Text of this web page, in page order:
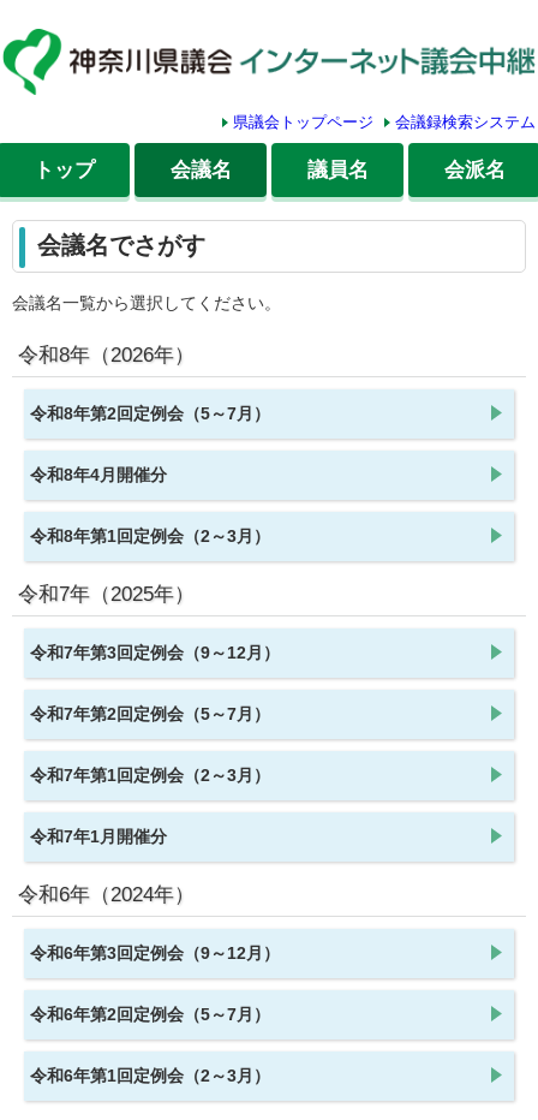
県議会トップページ 会議録検索システム
トップ 会議名 議員名 会派名
会議名でさがす
会議名一覧から選択してください。
令和8年 （2026年）
令和8年第2回定例会（5～7月）
令和8年4月開催分
令和8年第1回定例会（2～3月）
令和7年 （2025年）
令和7年第3回定例会（9～12月）
令和7年第2回定例会（5～7月）
令和7年第1回定例会（2～3月）
令和7年1月開催分
令和6年 （2024年）
令和6年第3回定例会（9～12月）
令和6年第2回定例会（5～7月）
令和6年第1回定例会（2～3月）